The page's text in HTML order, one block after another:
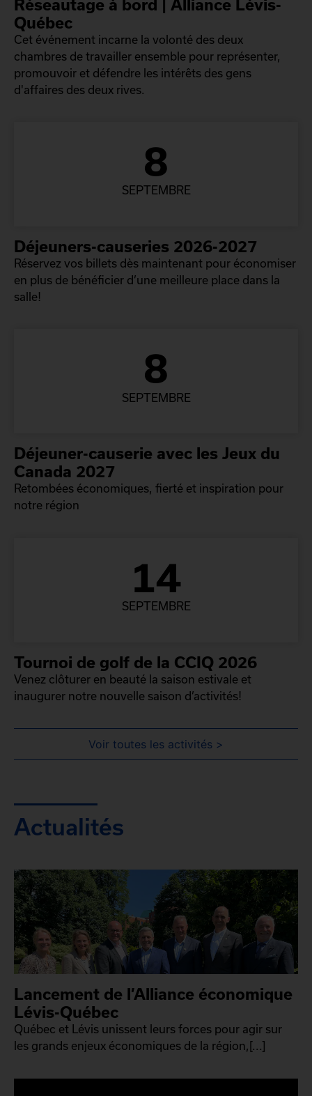
Réseautage à bord | Alliance Lévis-
Québec
Cet événement incarne la volonté des deux
chambres de travailler ensemble pour représenter,
promouvoir et défendre les intérêts des gens
d'affaires des deux rives.
8
SEPTEMBRE
Déjeuners-causeries 2026-2027
Réservez vos billets dès maintenant pour économiser
en plus de bénéficier d’une meilleure place dans la
salle!
8
SEPTEMBRE
Déjeuner-causerie avec les Jeux du
Canada 2027
Retombées économiques, fierté et inspiration pour
notre région
14
SEPTEMBRE
Tournoi de golf de la CCIQ 2026
Venez clôturer en beauté la saison estivale et
inaugurer notre nouvelle saison d’activités!
Voir toutes les activités >
Actualités
Lancement de l’Alliance économique
Lévis-Québec
Québec et Lévis unissent leurs forces pour agir sur
les grands enjeux économiques de la région,[...]